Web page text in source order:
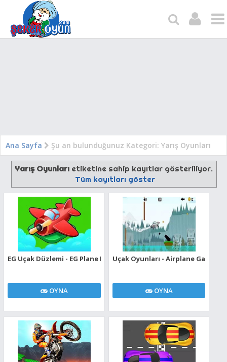
Ana Sayfa Şu an bulunduğunuz Kategori: Yarış Oyunları
Yarış Oyunlarıetiketine sahip kayıtlar gösteriliyor.
Tüm kayıtları göster
EG Uçak Düzlemi - EG Plane Evo
OYNA
Uçak Oyunları - Airplane Games
OYNA